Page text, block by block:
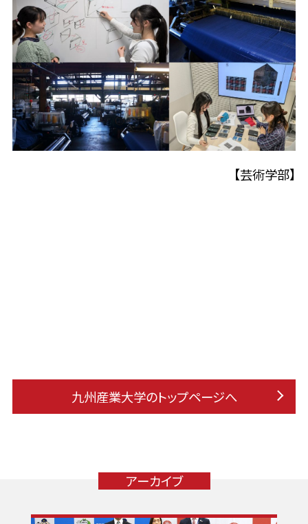
【芸術学部】
九州産業大学のトップページへ
アーカイブ